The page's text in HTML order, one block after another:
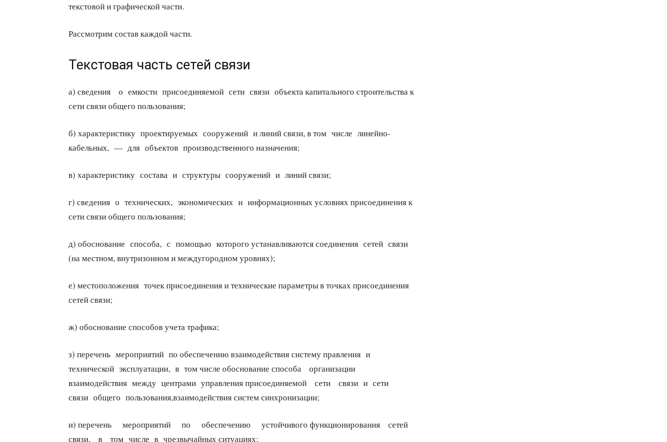
текстовой и графической части.
Рассмотрим состав каждой части.
Текстовая часть сетей связи
а) сведения о емкости присоединяемой сети связи объекта капитального строительства к
сети связи общего пользования;
б) характеристику проектируемых сооружений и линий связи, в том числе линейно-
кабельных, — для объектов производственного назначения;
в) характеристику состава и структуры сооружений и линий связи;
г) сведения о технических, экономических и информационных условиях присоединения к
сети связи общего пользования;
д) обоснование способа, с помощью которого устанавливаются соединения сетей связи
(на местном, внутризонном и междугородном уровнях);
е) местоположения точек присоединения и технические параметры в точках присоединения
сетей связи;
ж) обоснование способов учета трафика;
з) перечень мероприятий по обеспечению взаимодействия систему правления и
технической эксплуатации, в том числе обоснование способа организации
взаимодействия между центрами управления присоединяемой сети связи и сети
связи общего пользования,взаимодействия систем синхронизации;
и) перечень мероприятий по обеспечению устойчивого функционирования сетей
связи, в том числе в чрезвычайных ситуациях;